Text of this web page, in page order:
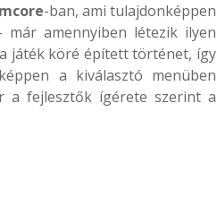
-ban, ami tulajdonképpen
amennyiben létezik ilyen
játék köré épített történet, így
a kiválasztó menüben
a fejlesztők ígérete szerint a